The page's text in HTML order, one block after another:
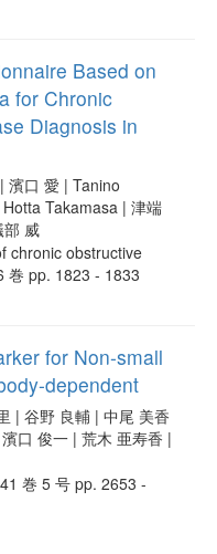
Based on
for Chronic
Diagnosis in
濱口 愛 | Tanino
Takamasa | 津端
部 威
chronic obstructive
巻 pp. 1823 - 1833
for Non-small
dependent
| 谷野 良輔 | 中尾 美香
口 俊一 | 荒木 亜寿香 |
巻 5 号 pp. 2653 -